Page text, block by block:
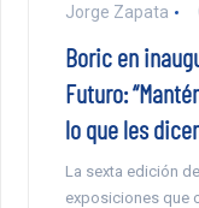
Jorge Zapata
Boric en
Futuro:
lo que les
La sexta edición
exposiciones que